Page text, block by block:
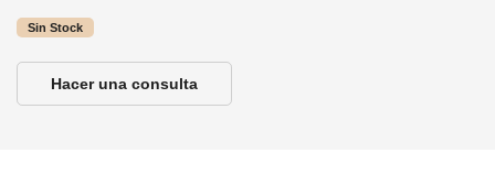
Sin Stock
Hacer una consulta